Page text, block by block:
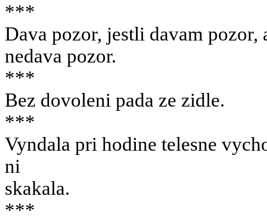
***
Dava pozor, jestli davam
nedava pozor.
***
Bez dovoleni pada ze zidle.
***
Vyndala pri hodine telesne
ni
skakala.
***